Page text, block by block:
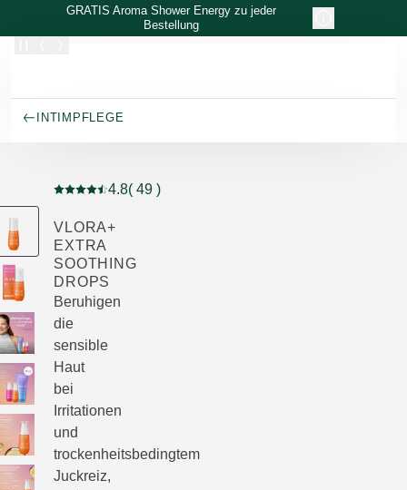
Zum Hauptinhalt wechseln
GRATIS Aroma Shower Energy zu jeder
Bestellung
INTIMPFLEGE
Aktuelle Bewertung: 4.8 von 5 Sternen bewertet von
4.8( 49 )
VLORA+
EXTRA
SOOTHING
DROPS
Beruhigen
die
sensible
Haut
bei
Irritationen
und
trockenheitsbedingtem
Juckreiz,